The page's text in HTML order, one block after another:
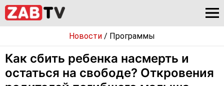
Новости / Программы
Как сбить ребенка насмерть и
остаться на свободе? Откровения